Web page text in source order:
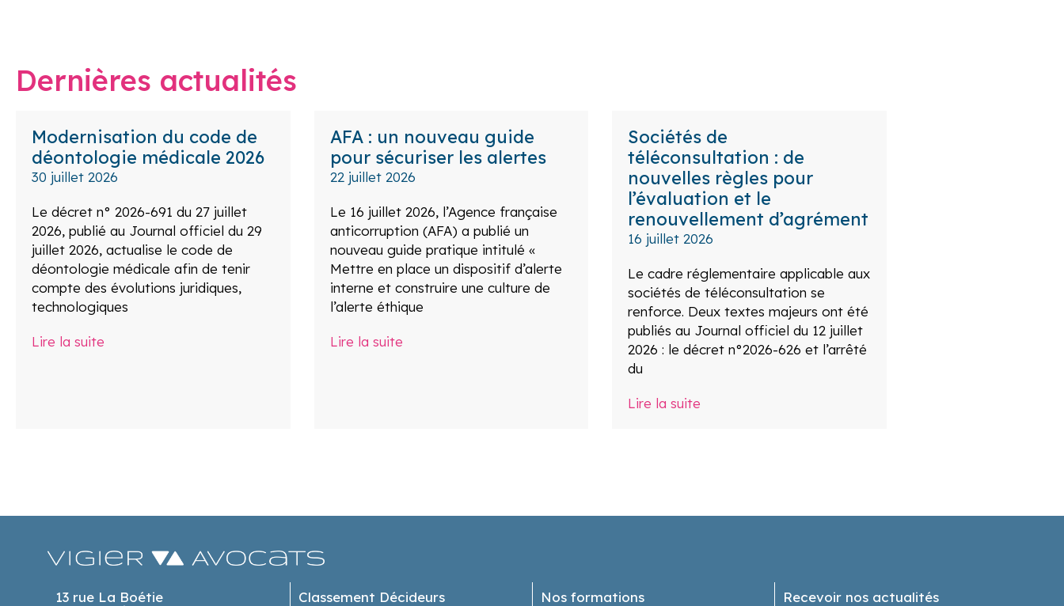
Dernières actualités
Modernisation du code de
déontologie médicale 2026
30 juillet 2026
Le décret n° 2026-691 du 27 juillet
2026, publié au Journal officiel du 29
juillet 2026, actualise le code de
déontologie médicale afin de tenir
compte des évolutions juridiques,
technologiques
Lire la suite
AFA : un nouveau guide
pour sécuriser les alertes
22 juillet 2026
Le 16 juillet 2026, l’Agence française
anticorruption (AFA) a publié un
nouveau guide pratique intitulé «
Mettre en place un dispositif d’alerte
interne et construire une culture de
l’alerte éthique
Lire la suite
Sociétés de
téléconsultation : de
nouvelles règles pour
l’évaluation et le
renouvellement d’agrément
16 juillet 2026
Le cadre réglementaire applicable aux
sociétés de téléconsultation se
renforce. Deux textes majeurs ont été
publiés au Journal officiel du 12 juillet
2026 : le décret n°2026-626 et l’arrêté
du
Lire la suite
13 rue La Boétie
Classement Décideurs Nos formations Recevoir nos actualités